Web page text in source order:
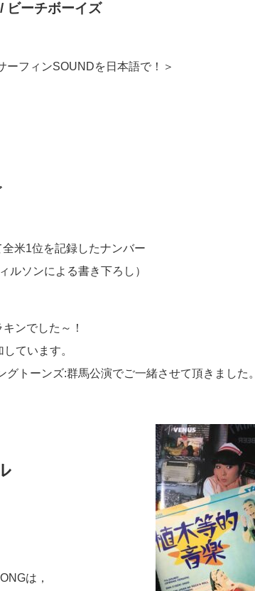
ビーチボーイズ
フィンSOUNDを日本語で！＞
米1位を記録したナンバー
ルソンによる書き下ろし）
ンでした～！
ています。
トーンズ:群馬公演でご一緒させて頂きました。
は，